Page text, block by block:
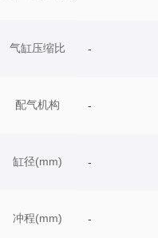
气缸压缩比
配气机构
缸径(mm)
冲程(mm)
-
-
-
-